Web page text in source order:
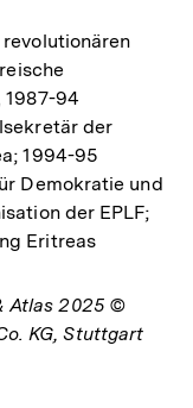
1987-94
der
1994-95
Demokratie und
der EPLF;
Eritreas
Atlas 2025 ©
KG, Stuttgart